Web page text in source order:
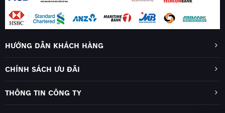
HƯỚNG DẪN KHÁCH HÀNG
CHÍNH SÁCH ƯU ĐÃI
THÔNG TIN CÔNG TY